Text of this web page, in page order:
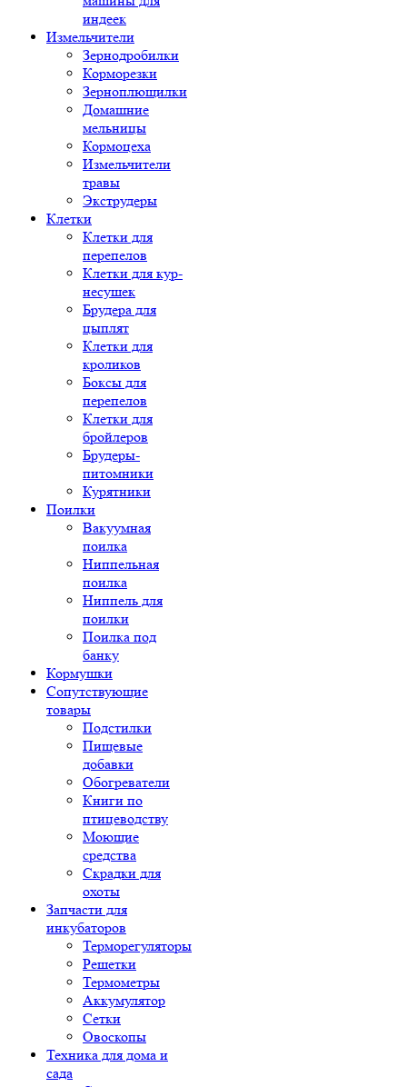
индеек
Измельчители
Зернодробилки
Корморезки
Зерноплющилки
Домашние
мельницы
Кормоцеха
Измельчители
травы
Экструдеры
Клетки
Клетки для
перепелов
Клетки для кур-
несушек
Брудера для
цыплят
Клетки для
кроликов
Боксы для
перепелов
Клетки для
бройлеров
Брудеры-
питомники
Курятники
Поилки
Вакуумная
поилка
Ниппельная
поилка
Ниппель для
поилки
Поилка под
банку
Кормушки
Сопутствующие
товары
Подстилки
Пищевые
добавки
Обогреватели
Книги по
птицеводству
Моющие
средства
Скрадки для
охоты
Запчасти для
инкубаторов
Терморегуляторы
Решетки
Термометры
Аккумулятор
Сетки
Овоскопы
Техника для дома и
сада